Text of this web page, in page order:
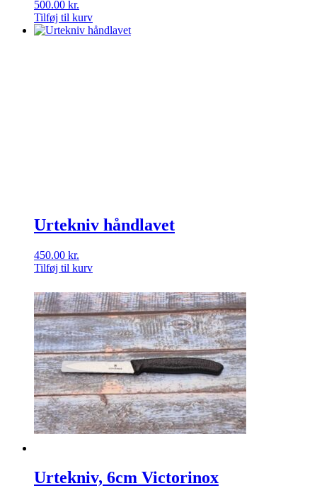
500.00 kr.
Tilføj til kurv
Urtekniv håndlavet
450.00 kr.
Tilføj til kurv
Urtekniv, 6cm Victorinox